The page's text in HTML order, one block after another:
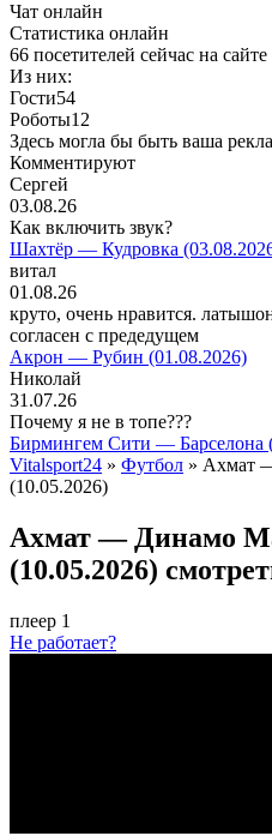
Чат онлайн
Cтатистика онлайн
66 посетителей сейчас на сайте
Из них:
Гости54
Роботы12
Здесь могла бы быть ваша
Комментируют
Сергей
03.08.26
Как включить звук?
Шахтёр — Кудровка
витал
01.08.26
круто, очень нравится.
согласен с предедущем
Акрон — Рубин (01.08.2026)
Николай
31.07.26
Почему я не в топе???
Бирмингем Сити — Барселона
Vitalsport24 » Футбол » Ахмат
(10.05.2026)
Ахмат — Динамо
(10.05.2026)
плеер 1
Не работает?